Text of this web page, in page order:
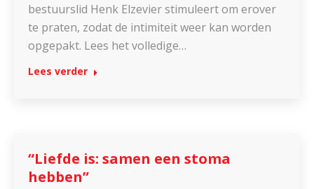
bestuurslid Henk Elzevier stimuleert om erover
te praten, zodat de intimiteit weer kan worden
opgepakt. Lees het volledige…
Lees verder
“Liefde is: samen een stoma
hebben”